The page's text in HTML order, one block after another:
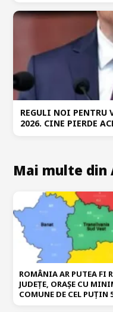
REGULI NOI PENTRU
2026. CINE PIERDE
Mai multe din
ROMÂNIA AR PUTEA FI
JUDEȚE, ORAȘE CU
COMUNE DE CEL PUȚIN